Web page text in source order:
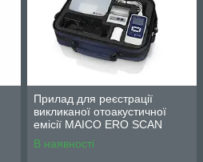
Прилад для реєстрації
викликаної отоакустичної
емісії MAICO ERO SCAN
В наявності